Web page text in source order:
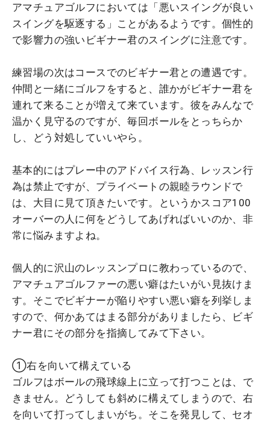
アマチュアゴルフにおいては「悪いスイングが良い
スイングを駆逐する」ことがあるようです。個性的
で影響力の強いビギナー君のスイングに注意です。
練習場の次はコースでのビギナー君との遭遇です。
仲間と一緒にゴルフをすると、誰かがビギナー君を
連れて来ることが増えて来ています。彼をみんなで
温かく見守るのですが、毎回ボールをとっちらか
し、どう対処していいやら。
基本的にはプレー中のアドバイス行為、レッスン行
為は禁止ですが、プライベートの親睦ラウンドで
は、大目に見て頂きたいです。というかスコア100
オーバーの人に何をどうしてあげればいいのか、非
常に悩みますよね。
個人的に沢山のレッスンプロに教わっているので、
アマチュアゴルファーの悪い癖はたいがい見抜けま
す。そこでビギナーが陥りやすい悪い癖を列挙しま
すので、何かあてはまる部分がありましたら、ビギ
ナー君にその部分を指摘してみて下さい。
①右を向いて構えている
ゴルフはボールの飛球線上に立って打つことは、で
きません。どうしても斜めに構えてしまうので、右
を向いて打ってしまいがち。そこを発見して、セオ